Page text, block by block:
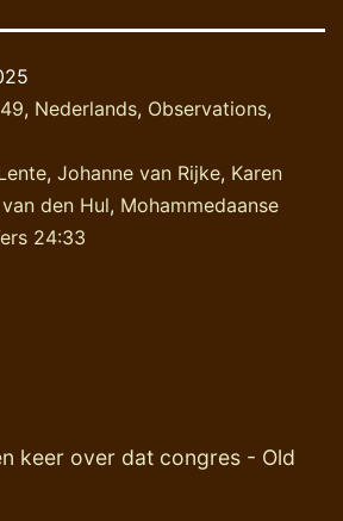
, Nederlands, Observations,
, Johanne van Rijke, Karen
den Hul, Mohammedaanse
24:33
keer over dat congres - Old